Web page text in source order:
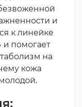
и
к линейке
и помогает
на
кожа